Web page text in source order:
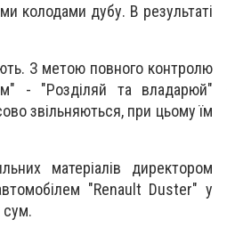
колодами дубу. В результаті
З метою повного контролю
- "Розділяй та владарюй"
звільняються, при цьому їм
матеріалів директором
"Renault Duster" у
сум.